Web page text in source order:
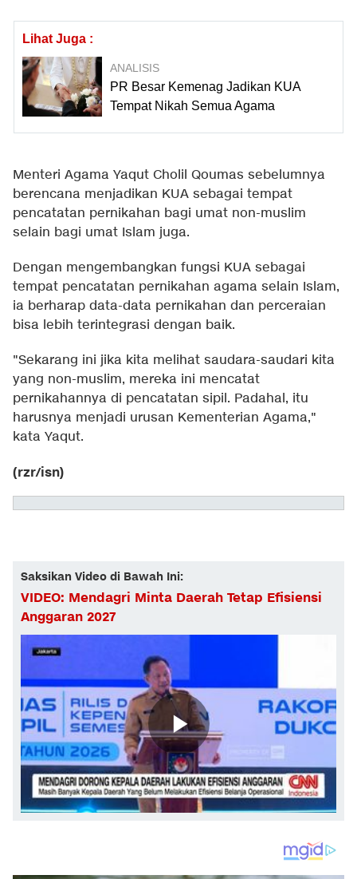
Lihat Juga :
ANALISIS
PR Besar Kemenag Jadikan KUA
Tempat Nikah Semua Agama
Menteri Agama Yaqut Cholil Qoumas sebelumnya
berencana menjadikan KUA sebagai tempat
pencatatan pernikahan bagi umat non-muslim
selain bagi umat Islam juga.
Dengan mengembangkan fungsi KUA sebagai
tempat pencatatan pernikahan agama selain Islam,
ia berharap data-data pernikahan dan perceraian
bisa lebih terintegrasi dengan baik.
"Sekarang ini jika kita melihat saudara-saudari kita
yang non-muslim, mereka ini mencatat
pernikahannya di pencatatan sipil. Padahal, itu
harusnya menjadi urusan Kementerian Agama,"
kata Yaqut.
(rzr/isn)
Saksikan Video di Bawah Ini:
VIDEO: Mendagri Minta Daerah Tetap Efisiensi
Anggaran 2027